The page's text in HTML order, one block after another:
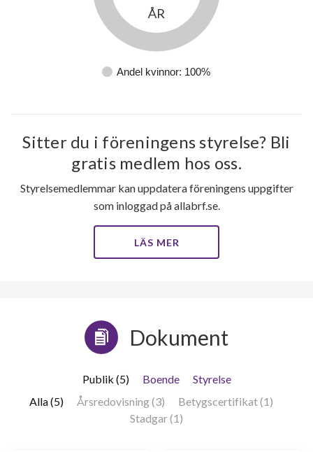
Andel kvinnor: 100%
ÅR
Sitter du i föreningens styrelse? Bli
gratis medlem hos oss.
Styrelsemedlemmar kan uppdatera föreningens uppgifter
som inloggad på allabrf.se.
LÄS MER
Dokument
Publik (5) Boende
Styrelse
Alla (5)
Årsredovisning (3)
Betygscertifikat (1)
Stadgar (1)